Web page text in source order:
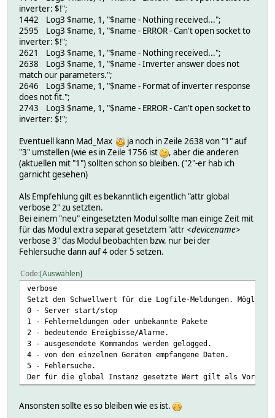
inverter: $!";
1442 Log3 $name, 1, "$name - Nothing received...";
2595 Log3 $name, 1, "$name - ERROR - Can't open socket to
inverter: $!";
2621 Log3 $name, 1, "$name - Nothing received...";
2638 Log3 $name, 1, "$name - Inverter answer does not
match our parameters.";
2646 Log3 $name, 1, "$name - Format of inverter response
does not fit.";
2743 Log3 $name, 1, "$name - ERROR - Can't open socket to
inverter: $!";
Eventuell kann Mad_Max
ja noch in Zeile 2638 von "1" auf
"3" umstellen (wie es in Zeile 1756 ist
, aber die anderen
(aktuellen mit "1") sollten schon so bleiben. ("2"-er hab ich
garnicht gesehen)
Als Empfehlung gilt es bekanntlich eigentlich "attr global
verbose 2" zu setzten.
Bei einem "neu" eingesetzten Modul sollte man einige Zeit mit
für das Modul extra separat gesetztem "attr <devicename>
verbose 3" das Modul beobachten bzw. nur bei der
Fehlersuche dann auf 4 oder 5 setzen.
Code Auswählen
verbose
Setzt den Schwellwert für die Logfile-Meldungen.
0 - Server start/stop
1 - Fehlermeldungen oder unbekannte Pakete
2 - bedeutende Ereigbisse/Alarme.
3 - ausgesendete Kommandos werden gelogged.
4 - von den einzelnen Geräten empfangene Daten.
5 - Fehlersuche.
Der für die global Instanz gesetzte Wert gilt als
Ansonsten sollte es so bleiben wie es ist.